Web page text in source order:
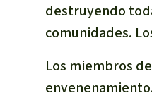
destruyendo
comunidades.
Los miembros